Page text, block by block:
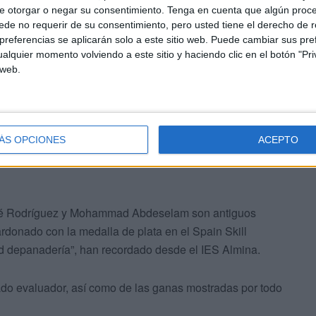
otorgar o negar su consentimiento. Tenga en cuenta que algún
no requerir de su consentimiento, pero usted tiene el derecho de
se aplicarán solo a este sitio web. Puede cambiar sus
momento volviendo a este sitio y haciendo clic en el botón
OPCIONES ACEPTO
García (director delParador La Muralla);
El Antojo); Juan José Rodríguez Astorga (propietario
Abdeselam Lazrak (propietario y pastelero
IES Almina), quienes integran el jurado.
y Mohammad Abdeselam son antiguos
con la medalla de plata en el Spain Skill
han recordado desde el IES Almina.
evaluador, así como de las ganas mostradas por todo